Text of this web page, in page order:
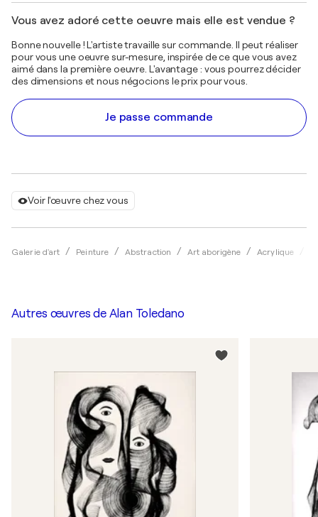
Voir l'œuvre chez vous
Galerie d'art Peinture Abstraction Art aborigène Acrylique
Vous avez adoré cette oeuvre mais elle est vendue ?
Bonne nouvelle ! L'artiste travaille sur commande. Il peut réaliser
pour vous une oeuvre sur-mesure, inspirée de ce que vous avez
aimé dans la première oeuvre. L'avantage : vous pourrez décider
des dimensions et nous négocions le prix pour vous.
Je passe commande
Autres œuvres de Alan Toledano